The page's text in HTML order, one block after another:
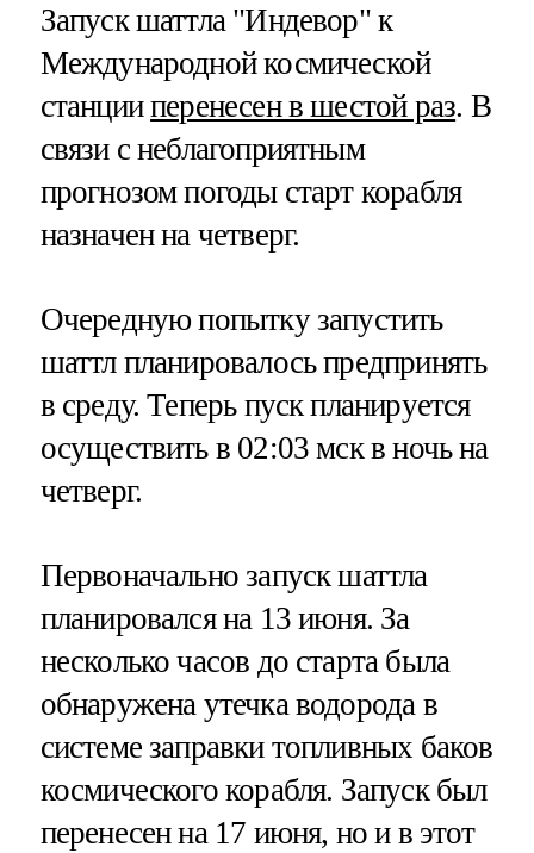
Запуск шаттла "Индевор" к
Международной космической
станцииперенесен в шестой раз. В
связи с неблагоприятным
прогнозом погоды старт корабля
назначен на четверг.
Очередную попытку запустить
шаттл планировалось предпринять
в среду. Теперь пуск планируется
осуществить в 02:03 мск в ночь на
четверг.
Первоначально запуск шаттла
планировался на 13 июня. За
несколько часов до старта была
обнаружена утечка водорода в
системе заправки топливных баков
космического корабля. Запуск был
перенесен на 17 июня, но и в этот